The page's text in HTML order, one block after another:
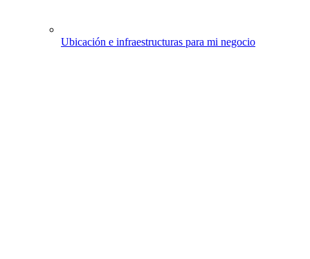
Ubicación e infraestructuras para mi negocio